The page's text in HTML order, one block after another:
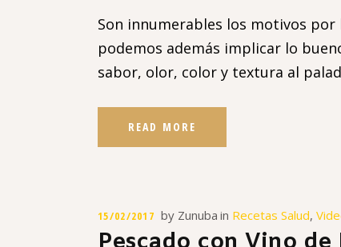
Son innumerables los motivos por
podemos además implicar lo
sabor, olor, color y textura al
READ MORE
15/02/2017 by Zunuba in Recetas Salud,